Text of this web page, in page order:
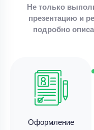
Не только
презентацию и
подробно
Оформление
7 минут назад
зло у детей
Уникальность
Срок выполнения